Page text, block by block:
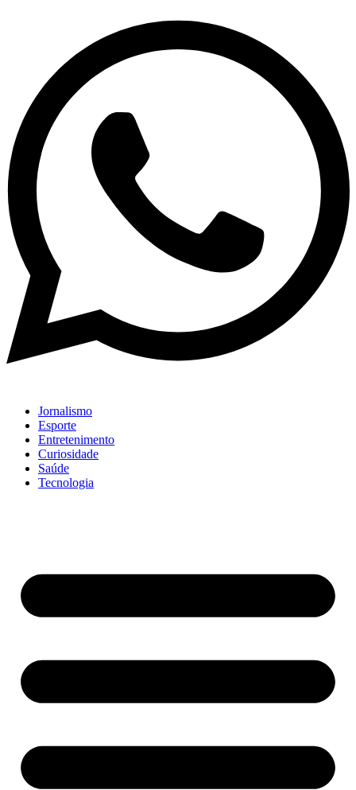
Jornalismo
Esporte
Entretenimento
Curiosidade
Saúde
Tecnologia